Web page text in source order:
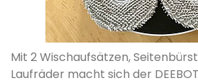
Mit 2 Wischaufsätzen,
Laufräder macht sich der